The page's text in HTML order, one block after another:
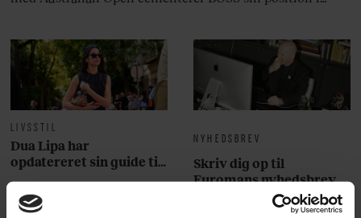
LIVSSTIL
Dua Lipa har
opdatereret sin guide til
København. Og den er –
ikke overraskende –
ganske forudsigelig
NYHEDSBREV
Skriv dig op til
Euromans nyhedsbrev